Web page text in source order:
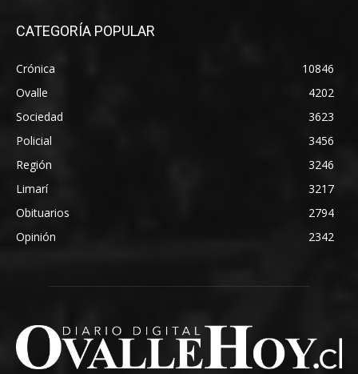
CATEGORÍA POPULAR
Crónica
10846
Ovalle
4202
Sociedad
3623
Policial
3456
Región
3246
Limarí
3217
Obituarios
2794
Opinión
2342